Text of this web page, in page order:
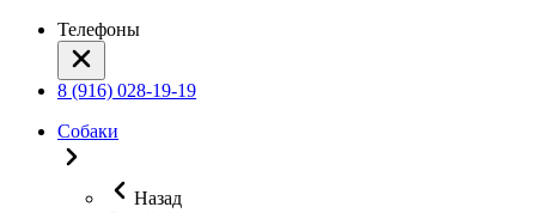
Телефоны
8 (916) 028-19-19
Собаки
Назад